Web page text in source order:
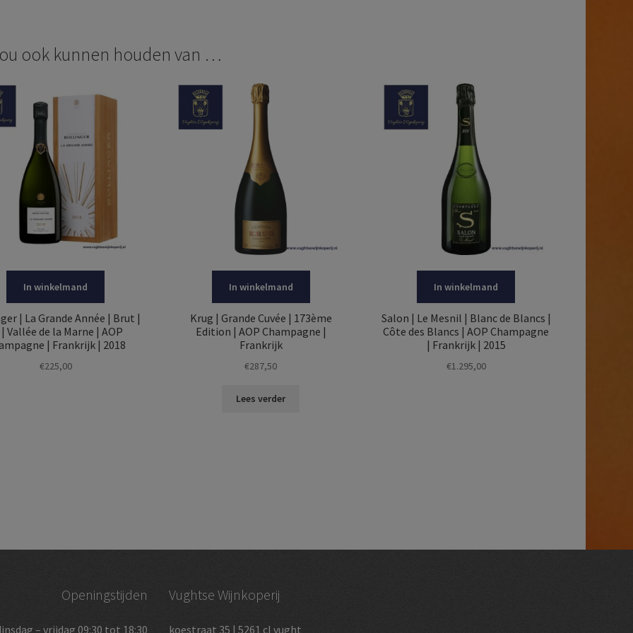
ook kunnen houden van …
In winkelmand
| La Grande Année | Brut |
| Vallée de la Marne | AOP
| Frankrijk | 2018
€225,00
In winkelmand
Krug | Grande Cuvée | 173ème
Edition | AOP Champagne |
Frankrijk
€287,50
Lees verder
In winkelmand
Salon | Le Mesnil | Blanc de Blancs |
Côte des Blancs | AOP Champagne
| Frankrijk | 2015
€1.295,00
Openingstijden
– vrijdag 09:30 tot 18:30
Vughtse Wijnkoperij
koestraat 35 | 5261 cl vught